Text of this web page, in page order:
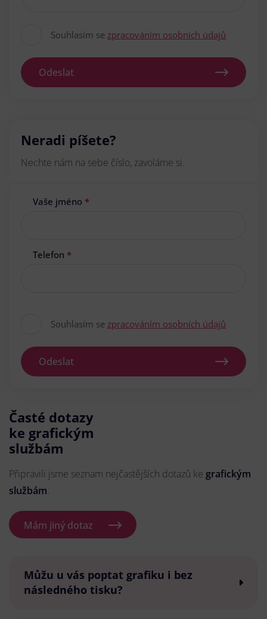
Souhlasím se zpracováním osobních údajů
Odeslat
Neradi píšete?
Nechte nám na sebe číslo, zavoláme si.
Vaše jméno *
Telefon *
Souhlasím se zpracováním osobních údajů
Odeslat
Časté dotazy
ke grafickým
službám
Připravili jsme seznam nejčastějších dotazů ke grafickým
službám.
Mám jiný dotaz
Můžu u vás poptat grafiku i bez
následného tisku?